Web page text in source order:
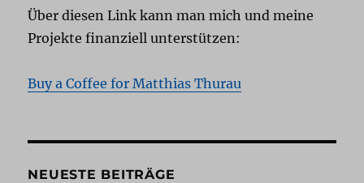
Über diesen Link kann man mich und meine
Projekte finanziell unterstützen:
Buy a Coffee for Matthias Thurau
NEUESTE BEITRÄGE